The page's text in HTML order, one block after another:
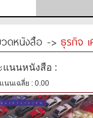
ดหนังสือ -> ธุรกิจ
แนนหนังสือ :
นนเฉลี่ย : 0.00